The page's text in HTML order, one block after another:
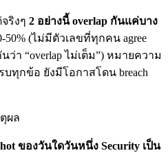
ริงๆ 2 อย่างนี้ overlap กันแค่บาง
50% (ไม่มีตัวเลขที่ทุกคน agree
ว่า “overlap ไม่เต็ม”) หมายความ
บทุกข้อ ยังมีโอกาสโดน breach
ผล
ของวันใดวันหนึ่ง Security เป็น